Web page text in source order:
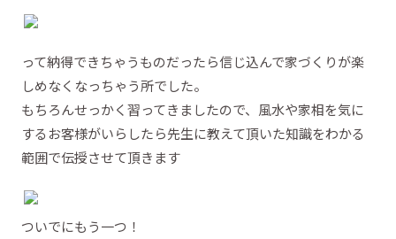
って納得できちゃうものだったら信じ込んで家づくりが楽
しめなくなっちゃう所でした。
もちろんせっかく習ってきましたので、風水や家相を気に
するお客様がいらしたら先生に教えて頂いた知識をわかる
範囲で伝授させて頂きます
ついでにもう一つ！